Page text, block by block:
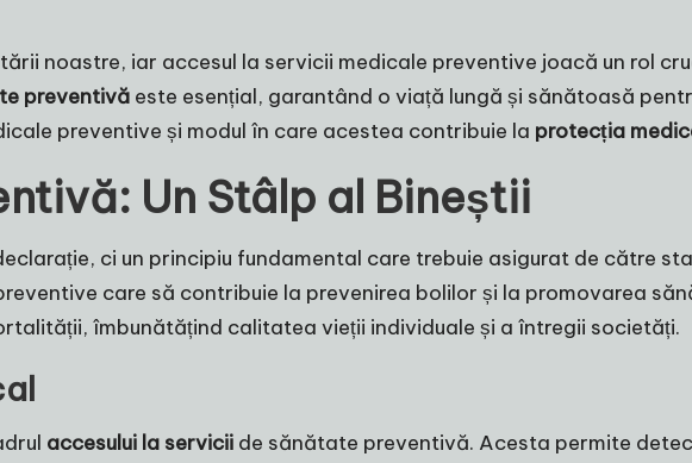
noastre, iar accesul la servicii medicale preventive joacă un rol
preventivă este esențial, garantând o viață lungă și sănătoasă
preventive și modul în care acestea contribuie la protecția
Un Stâlp al Bineștii
ci un principiu fundamental care trebuie asigurat de către
care să contribuie la prevenirea bolilor și la promovarea
îmbunătățind calitatea vieții individuale și a întregii societăți.
accesului la servicii de sănătate preventivă. Acesta permite